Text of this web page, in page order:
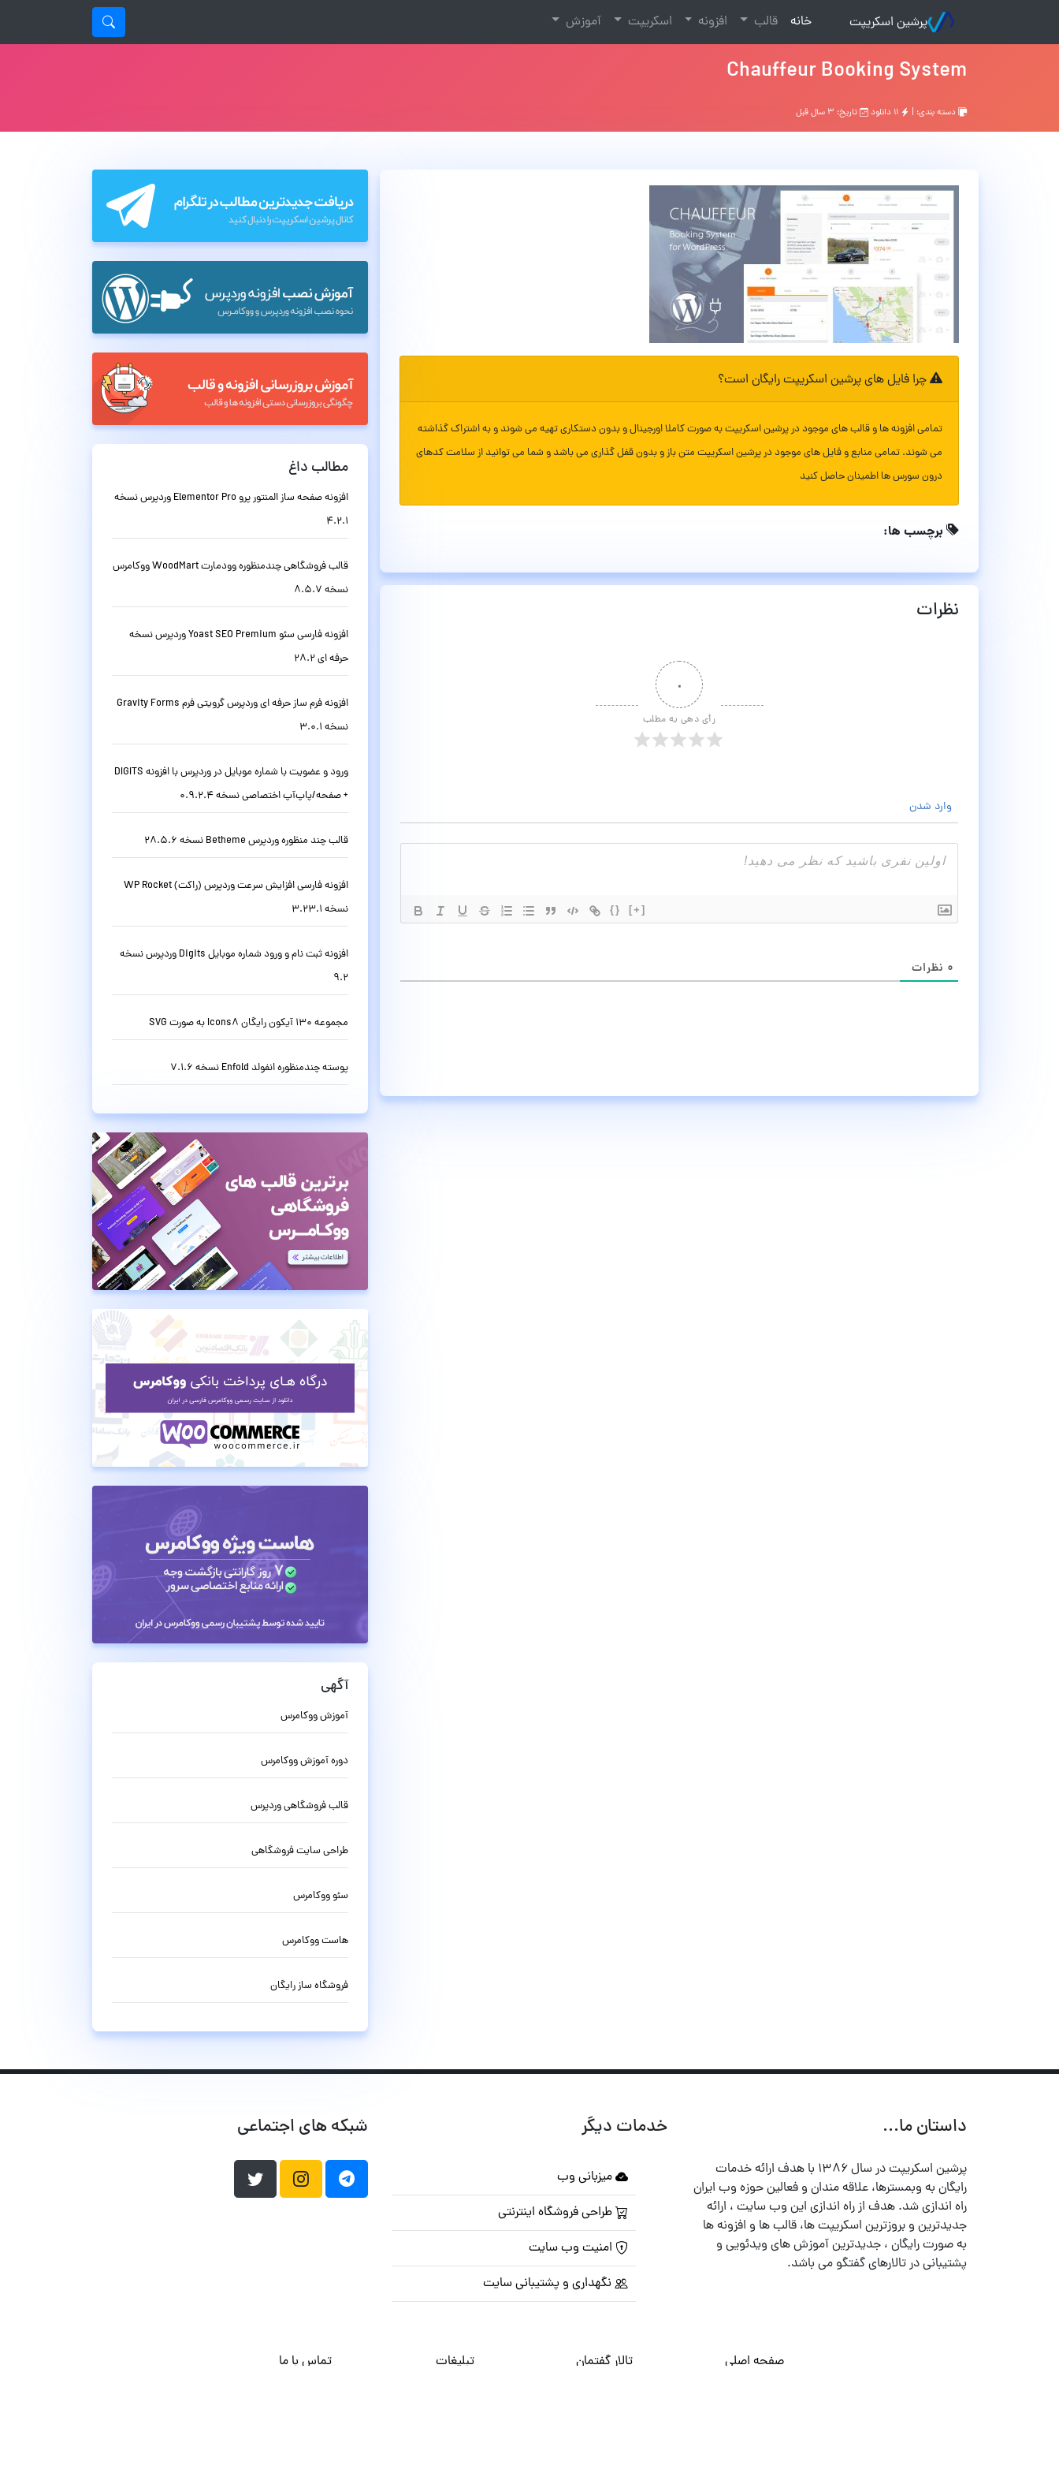
پرشین اسکریپت خانه
(current) قالب افزونه اسکریپت آموزش
Chauffeur Booking System
دسته بندی: | تاریخ: ۳ سال قبل
چرا فایل های پرشین اسکریپت رایگان است؟
تمامی افزونه ها و قالب های موجود در پرشین اسکریپت به صورت کاملا اورجینال و بدون دستکاری تهیه می شوند و به اشتراک گذاشته
می شوند. تمامی منابع و فایل های موجود در پرشین اسکریپت متن باز و بدون قفل گذاری می باشد و شما می توانید از سلامت کدهای
درون سورس ها اطمینان حاصل کنید
برچسب ها:
نظرات
۰
رأی دهی به مطلب
وارد شدن
{} [+]
۰ نظرات
مطالب داغ
افزونه صفحه ساز المنتور پرو Elementor Pro وردپرس نسخه
4.2.1
قالب فروشگاهی چندمنظوره وودمارت WoodMart ووکامرس
نسخه 8.5.7
افزونه فارسی سئو Yoast SEO Premium وردپرس نسخه
حرفه ای 28.2
افزونه فرم ساز حرفه ای وردپرس گرویتی فرم Gravity Forms
نسخه 3.0.1
ورود و عضویت با شماره موبایل در وردپرس با افزونه DIGITS
+ صفحه/پاپ‌آپ اختصاصی نسخه 0.9.2.4
قالب چند منظوره وردپرس Betheme نسخه 28.5.6
افزونه فارسی افزایش سرعت وردپرس (راکت) WP Rocket
نسخه 3.23.1
افزونه ثبت نام و ورود شماره موبایل Digits وردپرس نسخه
9.2
مجموعه 130 آیکون رایگان Icons8 به صورت SVG
پوسته چندمنظوره انفولد Enfold نسخه 7.1.6
آگهی
آموزش ووکامرس
دوره آموزش ووکامرس
قالب فروشگاهی وردپرس
طراحی سایت فروشگاهی
سئو ووکامرس
هاست ووکامرس
فروشگاه ساز رایگان
داستان ما...
پرشین اسکریپت در سال ۱۳۸۶ با هدف ارائه خدمات
رایگان به وبمسترها، علاقه مندان و فعالین حوزه وب ایران
راه اندازی شد. هدف از راه اندازی این وب سایت ، ارائه
جدیدترین و بروزترین اسکریپت ها، قالب ها و افزونه ها
به صورت رایگان ، جدیدترین آموزش های ویدئویی و
پشتیبانی در تالارهای گفتگو می باشد.
خدمات دیگر
میزبانی وب
طراحی فروشگاه اینترنتی
امنیت وب سایت
نگهداری و پشتیبانی سایت
شبکه های اجتماعی
صفحه اصلی تالار گفتمان تبلیغات تماس با ما